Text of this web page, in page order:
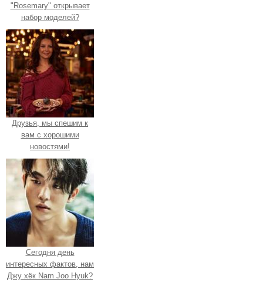
"Rosemary" открывает
набор моделей?
Друзья, мы спешим к
вам с хорошими
новостями!
Сегодня день
интересных фактов, нам
Джу хёк Nam Joo Hyuk?